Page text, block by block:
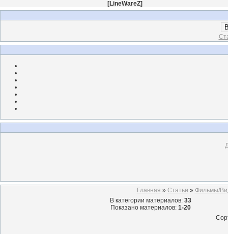
[LineWareZ]
Главная » Статьи » Фильмы/
В категории материалов: 33
Показано материалов: 1-20